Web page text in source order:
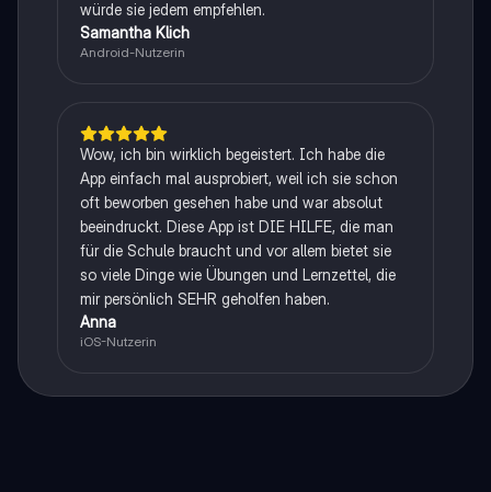
würde sie jedem empfehlen.
Samantha Klich
Android-Nutzerin
Wow, ich bin wirklich begeistert. Ich habe die
App einfach mal ausprobiert, weil ich sie schon
oft beworben gesehen habe und war absolut
beeindruckt. Diese App ist DIE HILFE, die man
für die Schule braucht und vor allem bietet sie
so viele Dinge wie Übungen und Lernzettel, die
mir persönlich SEHR geholfen haben.
Anna
iOS-Nutzerin